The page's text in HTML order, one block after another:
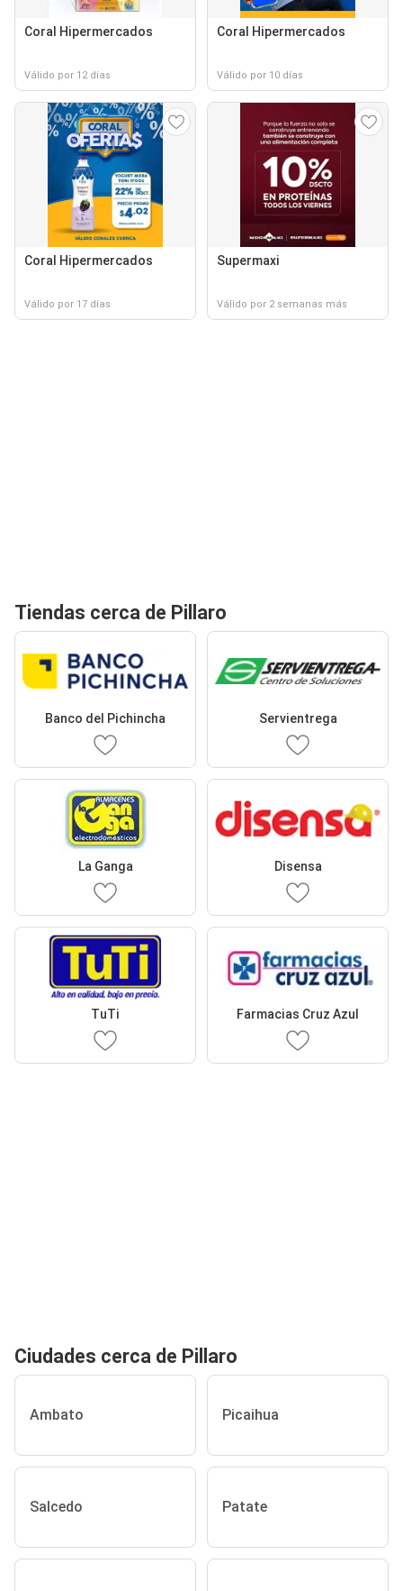
Coral Hipermercados
Válido por 12 días
Coral Hipermercados
Válido por 10 días
Coral Hipermercados
Válido por 17 días
Supermaxi
Válido por 2 semanas más
Tiendas cerca de Pillaro
Banco del Pichincha Servientrega
La Ganga Disensa
TuTi Farmacias Cruz Azul
Ciudades cerca de Pillaro
Ambato Picaihua
Salcedo Patate